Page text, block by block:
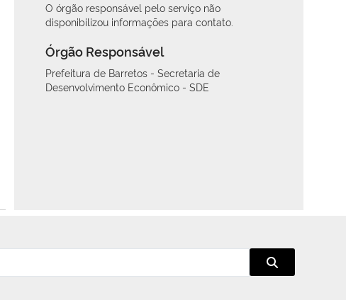
O órgão responsável pelo serviço não
disponibilizou informações para contato.
Órgão Responsável
Prefeitura de Barretos - Secretaria de
Desenvolvimento Econômico - SDE